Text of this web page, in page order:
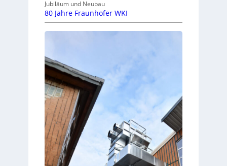
Jubiläum und Neubau
80 Jahre Fraunhofer WKI